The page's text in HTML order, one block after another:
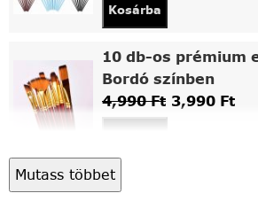
Kosárba
10 db-os prémium
Bordó színben
4,990Ft 3,990 Ft
Asztali fa
Mutass többet